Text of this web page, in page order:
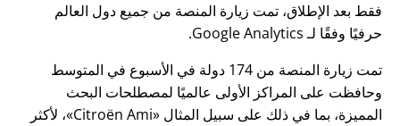
فقط بعد الإطلاق، تمت زيارة المنصة من جميع دول العالم
حرفيًا وفقًا لـ Google Analytics.
تمت زيارة المنصة من 174 دولة في الأسبوع في المتوسط
وحافظت على المراكز الأولى عالميًا لمصطلحات البحث
المميزة، بما في ذلك على سبيل المثال
Citroën Ami ، لأكثر